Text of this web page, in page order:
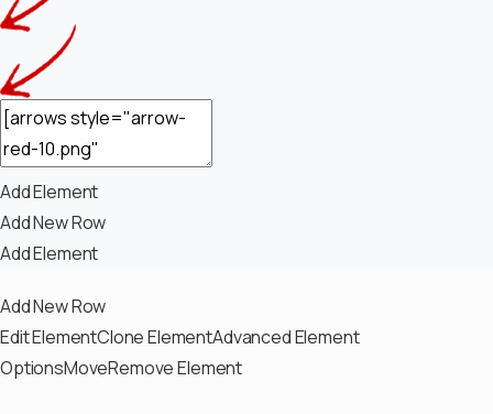
Add Element
Add New Row
Add Element
Add New Row
Edit ElementClone ElementAdvanced Element
OptionsMoveRemove Element